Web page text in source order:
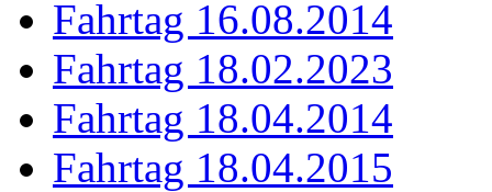
Fahrtag 16.08.2014
Fahrtag 18.02.2023
Fahrtag 18.04.2014
Fahrtag 18.04.2015